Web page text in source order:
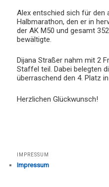
Alex entschied sich für den
Halbmarathon, den er in
der AK M50 und gesamt
bewältigte.
Dijana Straßer nahm mit 2
Staffel teil. Dabei belegten
überraschend den 4. Platz in
Herzlichen Glückwunsch!
IMPRESSUM
Impressum